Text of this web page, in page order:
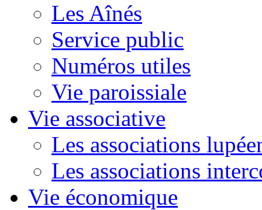
Les Aînés
Service public
Numéros utiles
Vie paroissiale
Vie associative
Les associations
Les associations
Vie économique